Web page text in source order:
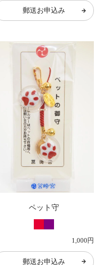
郵送お申込み
ペット守
1,000円
郵送お申込み